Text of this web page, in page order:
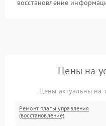
восстановление
Цены на
Цены актуальны на
Ремонт платы управления
(восстановление)